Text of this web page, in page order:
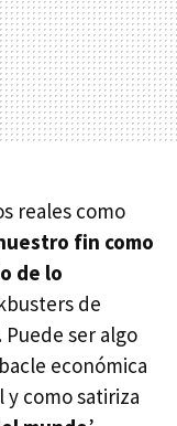
reales como
fin como
de lo
de
ser algo
económica
como satiriza